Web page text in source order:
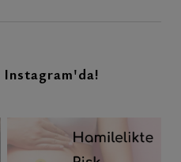
Instagram'da!